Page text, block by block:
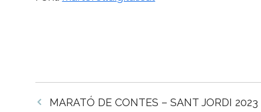
Navegació
MARATÓ DE CONTES – SANT JORDI 2023